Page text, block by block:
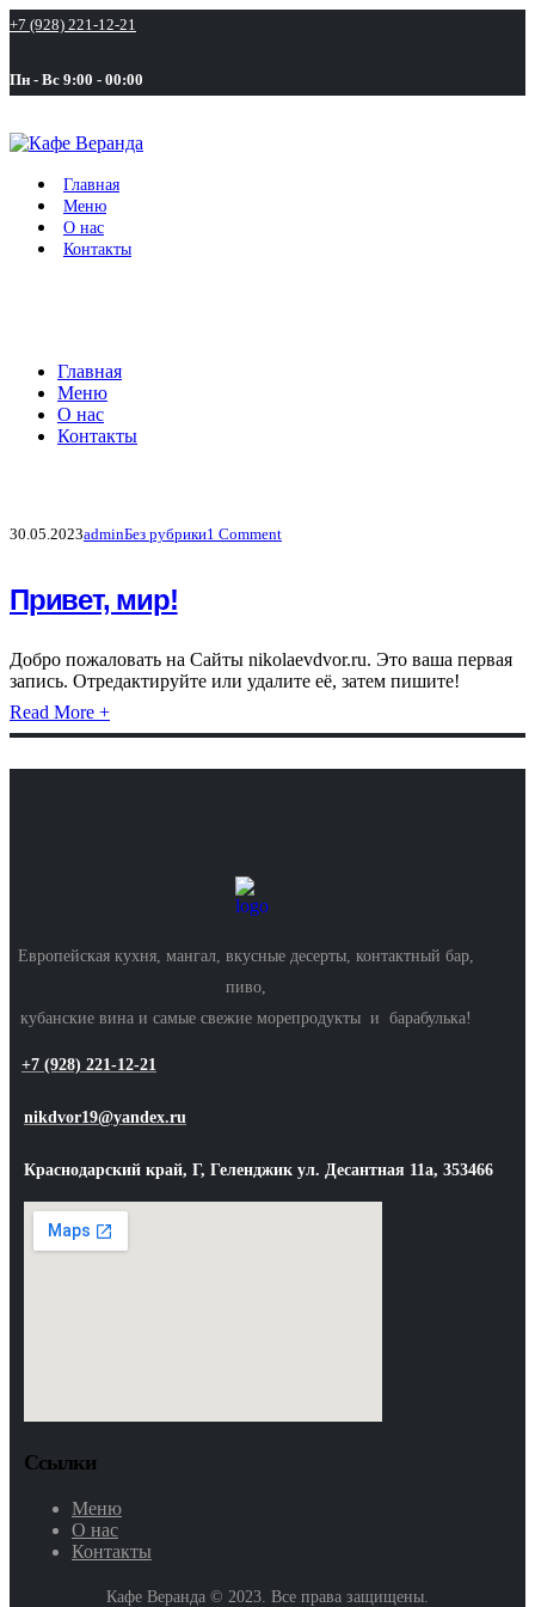
+7 (928) 221-12-21
Пн - Вс 9:00 - 00:00
Главная
Меню
О нас
Контакты
Главная
Меню
О нас
Контакты
Привет, мир!
30.05.2023adminБез рубрики1 Comment
Добро пожаловать на Сайты nikolaevdvor.ru. Это ваша первая
запись. Отредактируйте или удалите её, затем пишите!
Read More +
Европейская кухня, мангал, вкусные десерты, контактный бар,
пиво,
кубанские вина и самые свежие морепродукты и барабулька!
+7 (928) 221-12-21
nikdvor19@yandex.ru
Краснодарский край, Г, Геленджик ул. Десантная 11а, 353466
Ссылки
Меню
О нас
Контакты
Кафе Веранда © 2023. Все права защищены.